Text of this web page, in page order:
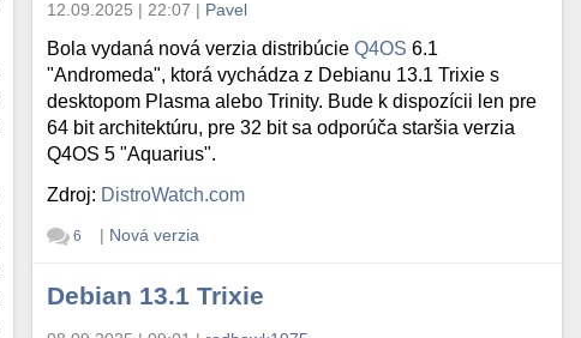
12.09.2025 | 22:07 | Pavel
Bola vydaná nová verzia distribúcieQ4OS 6.1
"Andromeda", ktorá vychádza z Debianu 13.1 Trixie s
desktopom Plasma alebo Trinity. Bude k dispozícii len pre
64 bit architektúru, pre 32 bit sa odporúča staršia verzia
Q4OS 5 "Aquarius".
Zdroj: DistroWatch.com
6 | Nová verzia
Debian 13.1 Trixie